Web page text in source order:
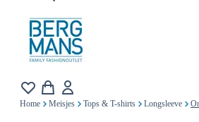
Home Meisjes Tops & T-shirts Longsleeve